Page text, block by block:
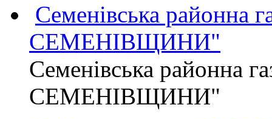
Семенівська районна
СЕМЕНІВЩИНИ"
Семенівська районна
СЕМЕНІВЩИНИ"